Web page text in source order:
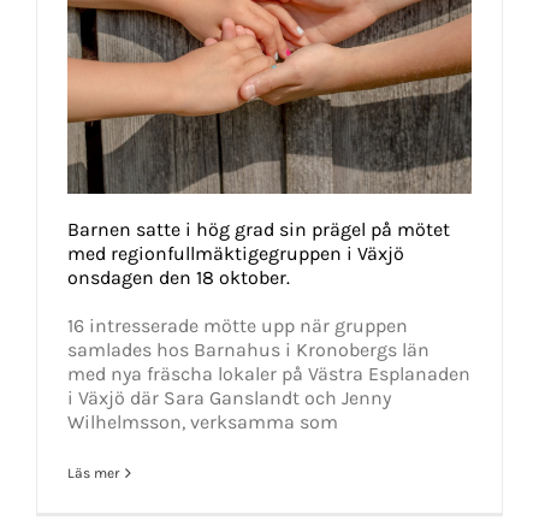
Barnen satte i hög grad sin prägel på mötet
med regionfullmäktigegruppen i Växjö
onsdagen den 18 oktober.
16 intresserade mötte upp när gruppen
samlades hos Barnahus i Kronobergs län
med nya fräscha lokaler på Västra Esplanaden
i Växjö där Sara Ganslandt och Jenny
Wilhelmsson, verksamma som
Läs mer